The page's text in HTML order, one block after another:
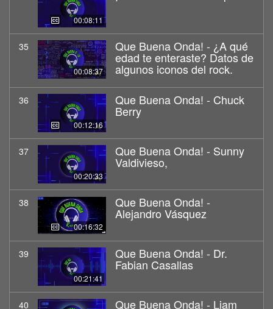
00:08:11
35
00:08:37
Que Buena Onda! - ¿A qué
edad te enteraste? Datos de
algunos iconos del rock.
36
00:12:16
Que Buena Onda! - Chuck
Berry
37
00:20:33
Que Buena Onda! - Sunny
Valdivieso,
38
00:16:32
Que Buena Onda! -
Alejandro Vásquez
39
00:21:41
Que Buena Onda! - Dr.
Fabian Casallas
40 Que Buena Onda! - Liam